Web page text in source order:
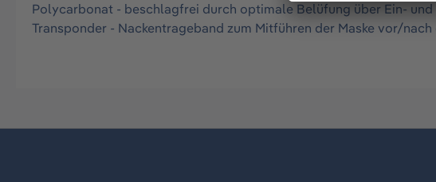
Polycarbonat - beschlagfrei durch optimale Belüfung über Ein-
Transponder - Nackentrageband zum Mitführen der Maske vor/